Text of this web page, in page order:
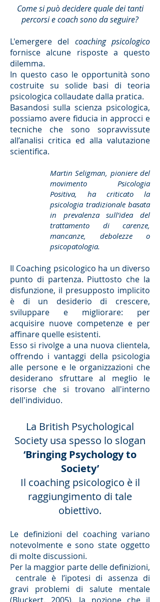
Come si può decidere quale dei tanti
percorsi e coach sono da seguire?
L'emergere del coaching psicologico
fornisce alcune risposte a questo
dilemma.
In questo caso le opportunità sono
costruite su solide basi di teoria
psicologica collaudate dalla pratica.
Basandosi sulla scienza psicologica,
possiamo avere fiducia in approcci e
tecniche che sono sopravvissute
all’analisi critica ed alla valutazione
scientifica.
Martin Seligman, pioniere del
movimento Psicologia
Positiva, ha criticato la
psicologia tradizionale basata
in prevalenza sull’idea del
trattamento di carenze,
mancanze, debolezze o
psicopatologia.
Il Coaching psicologico ha un diverso
punto di partenza. Piuttosto che la
disfunzione, il presupposto implicito
è di un desiderio di crescere,
sviluppare e migliorare: per
acquisire nuove competenze e per
affinare quelle esistenti.
Esso si rivolge a una nuova clientela,
offrendo i vantaggi della psicologia
alle persone e le organizzazioni che
desiderano sfruttare al meglio le
risorse che si trovano all'interno
dell'individuo.
La British Psychological
Society usa spesso lo slogan
‘Bringing Psychology to
Society’
Il coaching psicologico è il
raggiungimento di tale
obiettivo.
Le definizioni del coaching variano
notevolmente e sono state oggetto
di molte discussioni.
Per la maggior parte delle definizioni,
centrale è l’ipotesi di assenza di
gravi problemi di salute mentale